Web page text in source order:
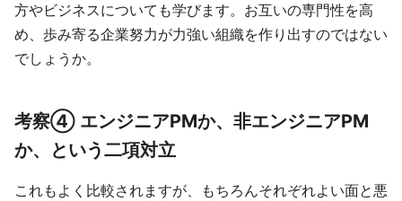
方やビジネスについても学びます。お互いの専門性を高
め、歩み寄る企業努力が力強い組織を作り出すのではない
でしょうか。
考察④ エンジニアPMか、非エンジニアPM
か、という二項対立
これもよく比較されますが、もちろんそれぞれよい面と悪